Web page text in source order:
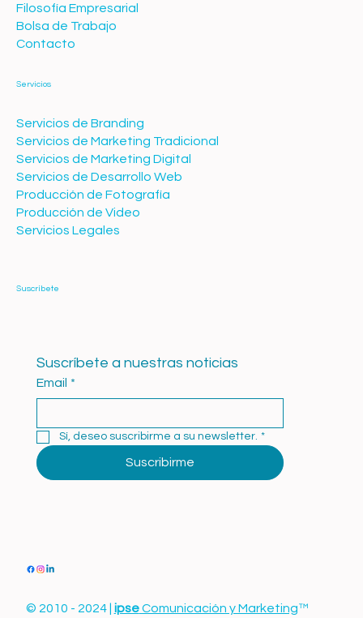
© 2010 - 2024 | ipseComunicación y Marketing™
Filosofía Empresarial
Bolsa de Trabajo
Contacto
Servicios
Servicios de Branding
Servicios de Marketing Tradicional
Servicios de Marketing Digital
Servicios de Desarrollo Web
Producción de Fotografía
Producción de Video
Servicios Legales
Suscríbete
Suscríbete a nuestras noticias
Email *
Sí, deseo suscribirme a su newsletter. *
Suscribirme